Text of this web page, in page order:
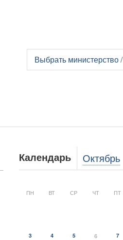
Выбрать министерство
Календарь Октябрь
ПН ВТ СР ЧТ ПТ
3 4 5 6 7